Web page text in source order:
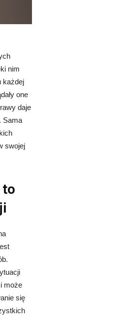
nim
każdej
one
daje
Sama
swojej
to
może
się